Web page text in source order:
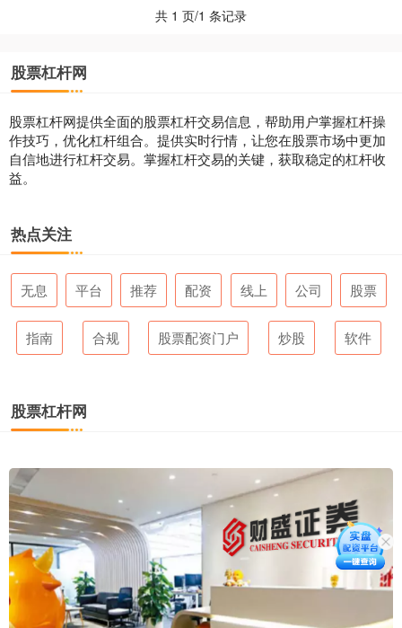
共 1 页/1 条记录
股票杠杆网
股票杠杆网提供全面的股票杠杆交易信息，帮助用户掌握杠杆操
作技巧，优化杠杆组合。提供实时行情，让您在股票市场中更加
自信地进行杠杆交易。掌握杠杆交易的关键，获取稳定的杠杆收
益。
热点关注
无息 平台 推荐 配资 线上 公司 股票
指南 合规 股票配资门户 炒股 软件
股票杠杆网